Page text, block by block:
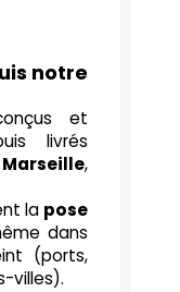
notre
et
livrés
Marseille,
la pose
dans
(ports,
villes).